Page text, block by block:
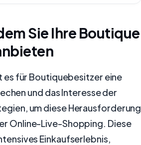
Sie Ihre Boutique
es für Boutiquebesitzer eine
und das Interesse der
um diese Herausforderung
Online-Live-Shopping. Diese
Einkaufserlebnis,